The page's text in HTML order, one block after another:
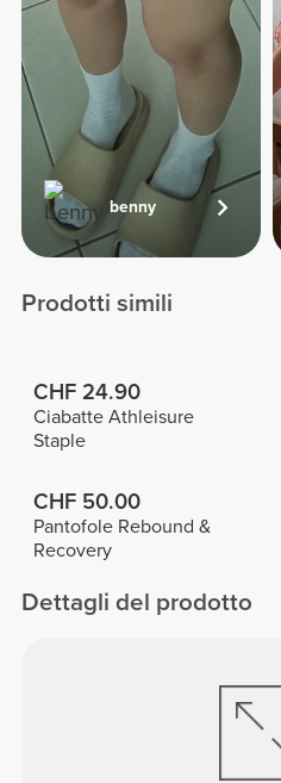
benny
Prodotti simili
CHF 24.90
Ciabatte Athleisure
Staple
CHF 50.00
Pantofole Rebound &
Recovery
Dettagli del prodotto